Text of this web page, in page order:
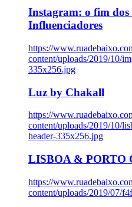
Instagram: o fim dos
Influenciadores
https://
content/uploads/2019/10/
335x256.jpg
Luz by Chakall
https://
content/uploads/2019/10/
header-335x256.jpg
LISBOA & PORTO
https://
content/uploads/2019/07/